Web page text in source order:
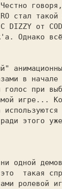
Честно
стал
от
Однако
в
при
игре...
этого
одной
это такая
ролевой